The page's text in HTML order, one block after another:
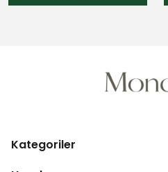
Kategoriler